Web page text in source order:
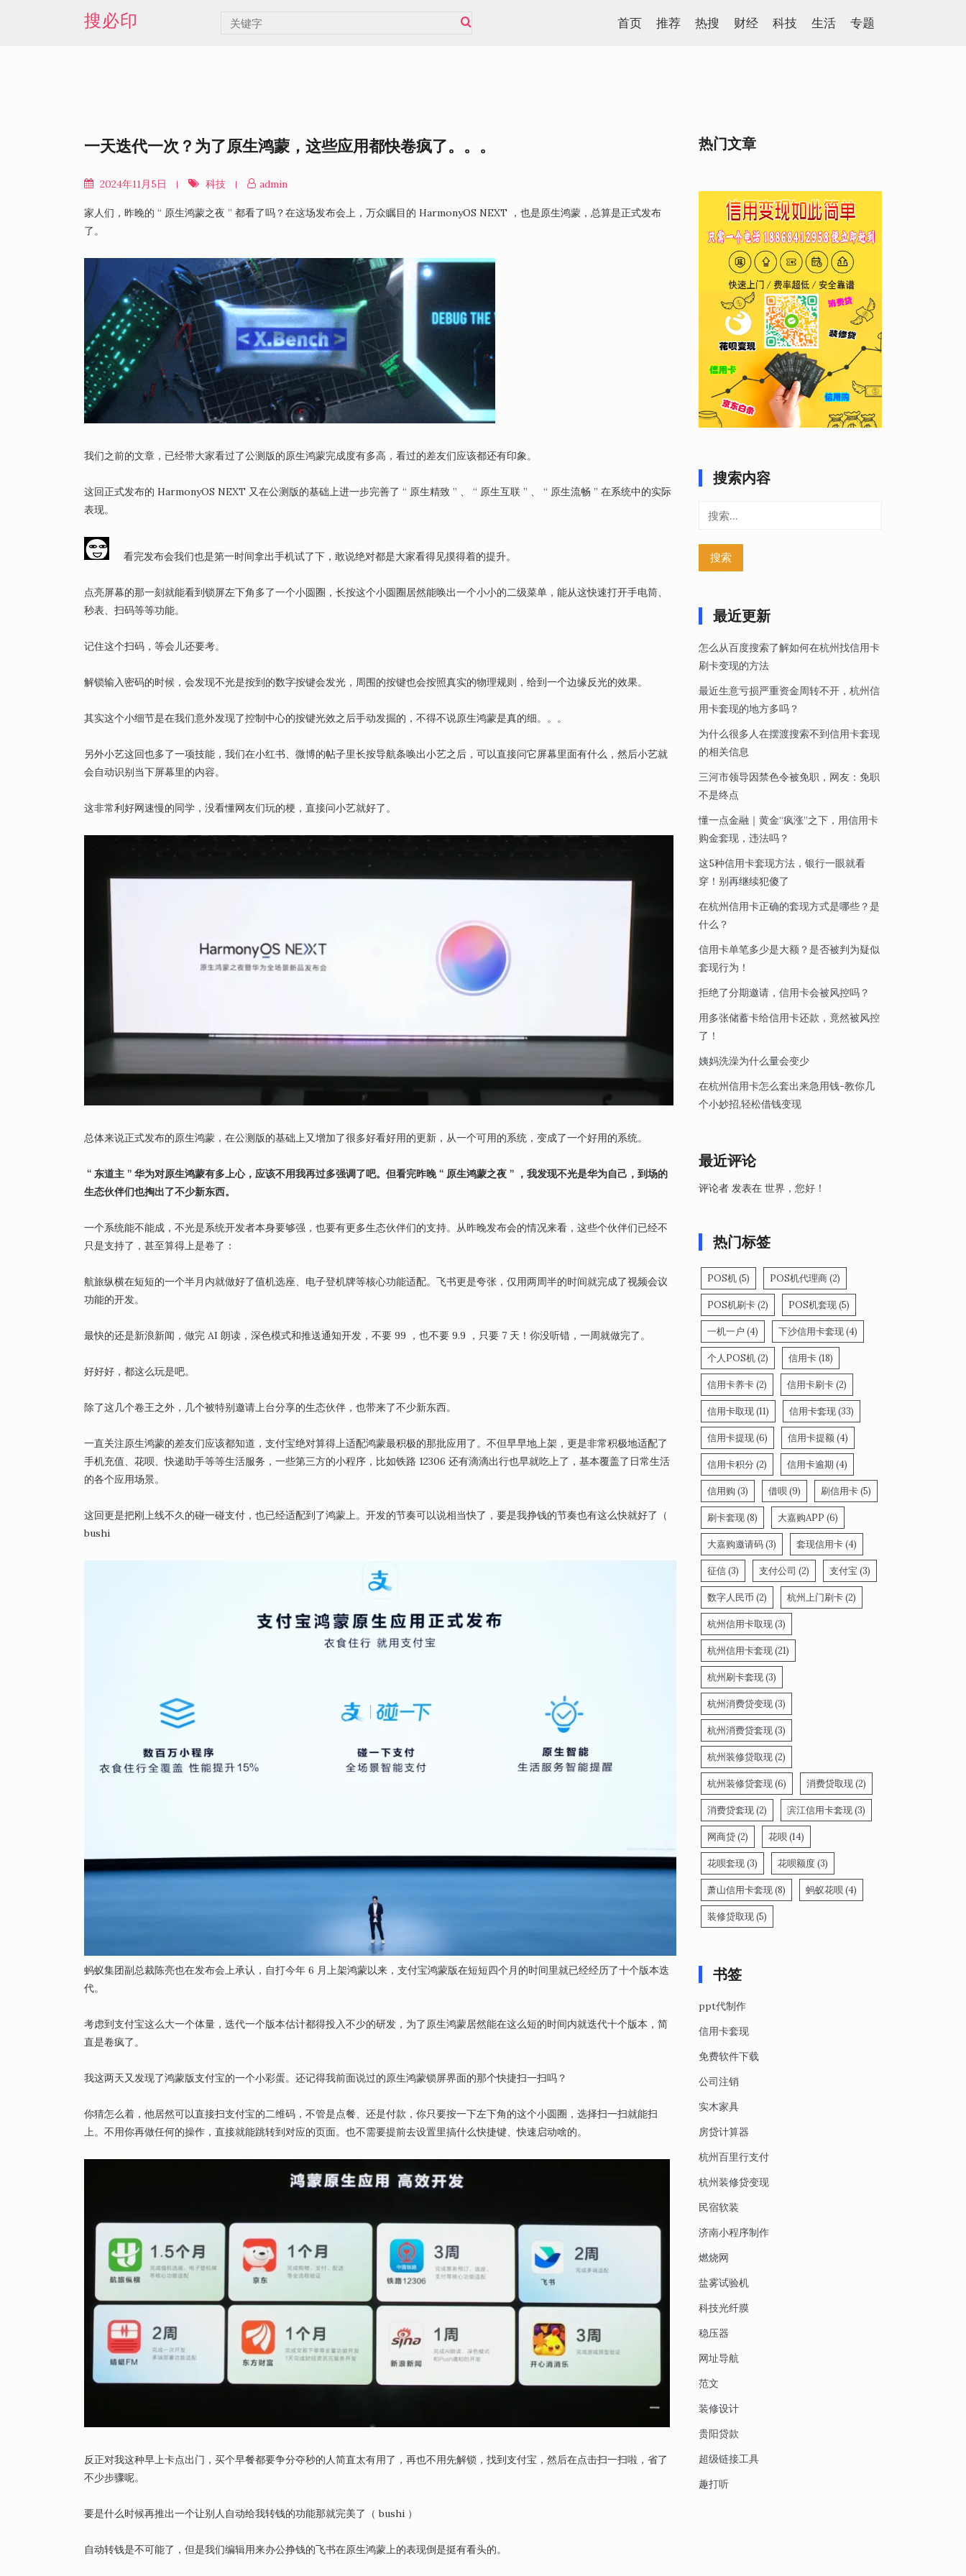
搜必印 首页 推荐 热搜 财经 科技 生活 专题
一天迭代一次？为了原生鸿蒙，这些应用都快卷疯了。。。
2024年11月5日 科技 admin
家人们，昨晚的 “ 原生鸿蒙之夜 ” 都看了吗？在这场发布会上，万众瞩目的 HarmonyOS NEXT ，也是原生鸿蒙，总算是正式发布
了。
我们之前的文章，已经带大家看过了公测版的原生鸿蒙完成度有多高，看过的差友们应该都还有印象。
这回正式发布的 HarmonyOS NEXT 又在公测版的基础上进一步完善了 “ 原生精致 ” 、 “ 原生互联 ” 、 “ 原生流畅 ” 在系统中的实际
表现。
看完发布会我们也是第一时间拿出手机试了下，敢说绝对都是大家看得见摸得着的提升。
点亮屏幕的那一刻就能看到锁屏左下角多了一个小圆圈，长按这个小圆圈居然能唤出一个小小的二级菜单，能从这快速打开手电筒、
秒表、扫码等等功能。
记住这个扫码，等会儿还要考。
解锁输入密码的时候，会发现不光是按到的数字按键会发光，周围的按键也会按照真实的物理规则，给到一个边缘反光的效果。
其实这个小细节是在我们意外发现了控制中心的按键光效之后手动发掘的，不得不说原生鸿蒙是真的细。。。
另外小艺这回也多了一项技能，我们在小红书、微博的帖子里长按导航条唤出小艺之后，可以直接问它屏幕里面有什么，然后小艺就
会自动识别当下屏幕里的内容。
这非常利好网速慢的同学，没看懂网友们玩的梗，直接问小艺就好了。
总体来说正式发布的原生鸿蒙，在公测版的基础上又增加了很多好看好用的更新，从一个可用的系统，变成了一个好用的系统。
“ 东道主 ” 华为对原生鸿蒙有多上心，应该不用我再过多强调了吧。但看完昨晚 “ 原生鸿蒙之夜 ” ，我发现不光是华为自己，到场的
生态伙伴们也掏出了不少新东西。
一个系统能不能成，不光是系统开发者本身要够强，也要有更多生态伙伴们的支持。从昨晚发布会的情况来看，这些个伙伴们已经不
只是支持了，甚至算得上是卷了：
航旅纵横在短短的一个半月内就做好了值机选座、电子登机牌等核心功能适配。飞书更是夸张，仅用两周半的时间就完成了视频会议
功能的开发。
最快的还是新浪新闻，做完 AI 朗读，深色模式和推送通知开发，不要 99 ，也不要 9.9 ，只要 7 天！你没听错，一周就做完了。
好好好，都这么玩是吧。
除了这几个卷王之外，几个被特别邀请上台分享的生态伙伴，也带来了不少新东西。
一直关注原生鸿蒙的差友们应该都知道，支付宝绝对算得上适配鸿蒙最积极的那批应用了。不但早早地上架，更是非常积极地适配了
手机充值、花呗、快递助手等等生活服务，一些第三方的小程序，比如铁路 12306 还有滴滴出行也早就吃上了，基本覆盖了日常生活
的各个应用场景。
这回更是把刚上线不久的碰一碰支付，也已经适配到了鸿蒙上。开发的节奏可以说相当快了，要是我挣钱的节奏也有这么快就好了（
bushi
蚂蚁集团副总裁陈亮也在发布会上承认，自打今年 6 月上架鸿蒙以来，支付宝鸿蒙版在短短四个月的时间里就已经经历了十个版本迭
代。
考虑到支付宝这么大一个体量，迭代一个版本估计都得投入不少的研发，为了原生鸿蒙居然能在这么短的时间内就迭代十个版本，简
直是卷疯了。
我这两天又发现了鸿蒙版支付宝的一个小彩蛋。还记得我前面说过的原生鸿蒙锁屏界面的那个快捷扫一扫吗？
你猜怎么着，他居然可以直接扫支付宝的二维码，不管是点餐、还是付款，你只要按一下左下角的这个小圆圈，选择扫一扫就能扫
上。不用你再做任何的操作，直接就能跳转到对应的页面。也不需要提前去设置里搞什么快捷键、快速启动啥的。
反正对我这种早上卡点出门，买个早餐都要争分夺秒的人简直太有用了，再也不用先解锁，找到支付宝，然后在点击扫一扫啦，省了
不少步骤呢。
要是什么时候再推出一个让别人自动给我转钱的功能那就完美了（ bushi ）
自动转钱是不可能了，但是我们编辑用来办公挣钱的飞书在原生鸿蒙上的表现倒是挺有看头的。
热门文章
搜索内容
最近更新
怎么从百度搜索了解如何在杭州找信用卡
刷卡变现的方法
最近生意亏损严重资金周转不开，杭州信
用卡套现的地方多吗？
为什么很多人在摆渡搜索不到信用卡套现
的相关信息
三河市领导因禁色令被免职，网友：免职
不是终点
懂一点金融｜黄金“疯涨”之下，用信用卡
购金套现，违法吗？
这5种信用卡套现方法，银行一眼就看
穿！别再继续犯傻了
在杭州信用卡正确的套现方式是哪些？是
什么？
信用卡单笔多少是大额？是否被判为疑似
套现行为！
拒绝了分期邀请，信用卡会被风控吗？
用多张储蓄卡给信用卡还款，竟然被风控
了！
姨妈洗澡为什么量会变少
在杭州信用卡怎么套出来急用钱-教你几
个小妙招,轻松借钱变现
最近评论
评论者 发表在 世界，您好！
热门标签
POS机(5) POS机代理商(2)
POS机刷卡(2) POS机套现(5)
一机一户 (4) 下沙信用卡套现(4)
个人POS机(2) 信用卡(18)
信用卡养卡(2) 信用卡刷卡(2)
信用卡取现(11) 信用卡套现(33)
信用卡提现(6) 信用卡提额(4)
信用卡积分 (2) 信用卡逾期 (4)
信用购 (3) 借呗 (9) 刷信用卡(5)
刷卡套现(8) 大嘉购APP (6)
大嘉购邀请码(3) 套现信用卡(4)
征信(3) 支付公司 (2) 支付宝 (3)
数字人民币 (2) 杭州上门刷卡(2)
杭州信用卡取现(3)
杭州信用卡套现(21)
杭州刷卡套现(3)
杭州消费贷变现(3)
杭州消费贷套现(3)
杭州装修贷取现(2)
杭州装修贷套现(6) 消费贷取现(2)
消费贷套现(2) 滨江信用卡套现(3)
网商贷(2) 花呗 (14)
花呗套现(3) 花呗额度(3)
萧山信用卡套现(8) 蚂蚁花呗 (4)
装修贷取现(5)
书签
ppt代制作
信用卡套现
免费软件下载
公司注销
实木家具
房贷计算器
杭州百里行支付
杭州装修贷变现
民宿软装
济南小程序制作
燃烧网
盐雾试验机
科技光纤膜
稳压器
网址导航
范文
装修设计
贵阳贷款
超级链接工具
趣打听